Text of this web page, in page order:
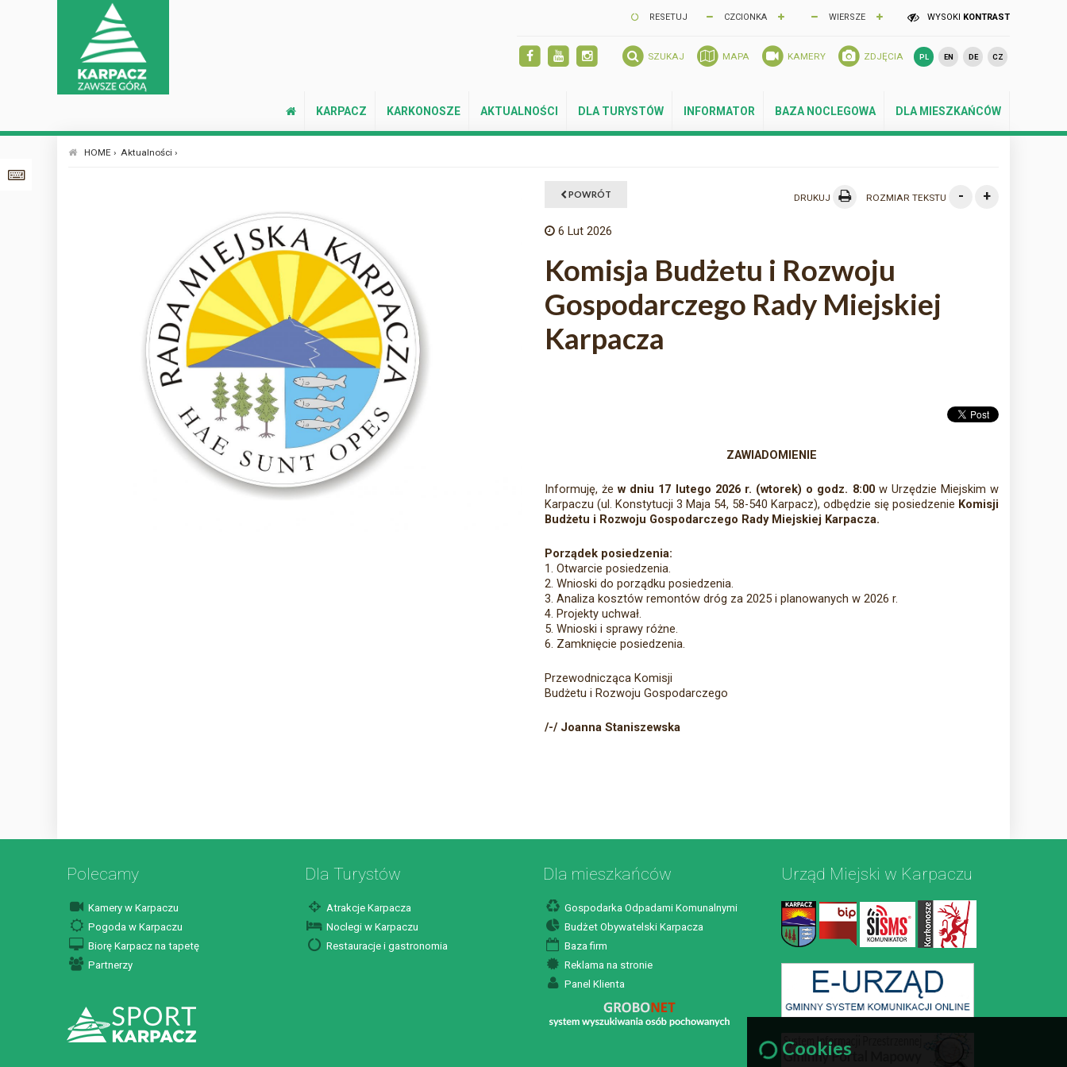
RESETUJ CZCIONKA WIERSZE WYSOKI KONTRAST
SZUKAJ MAPA KAMERY ZDJĘCIA PL EN DE CZ
KARPACZ KARKONOSZE AKTUALNOŚCI DLA TURYSTÓW INFORMATOR BAZA NOCLEGOWA DLA MIESZKAŃCÓW
HOME › Aktualności ›
POWRÓT DRUKUJ ROZMIAR TEKSTU - +
6 Lut 2026
Komisja Budżetu i Rozwoju
Gospodarczego Rady Miejskiej
Karpacza
ZAWIADOMIENIE
Informuję, żew dniu 17 lutego 2026 r. (wtorek) o godz. 8:00w Urzędzie Miejskim w
Karpaczu (ul. Konstytucji 3 Maja 54, 58-540 Karpacz), odbędzie się posiedzenie Komisji
Budżetu i Rozwoju Gospodarczego Rady Miejskiej Karpacza.
Porządek posiedzenia:
1. Otwarcie posiedzenia.
2. Wnioski do porządku posiedzenia.
3. Analiza kosztów remontów dróg za 2025 i planowanych w 2026 r.
4. Projekty uchwał.
5. Wnioski i sprawy różne.
6. Zamknięcie posiedzenia.
Przewodnicząca Komisji
Budżetu i Rozwoju Gospodarczego
/-/ Joanna Staniszewska
Polecamy
Kamery w Karpaczu
Pogoda w Karpaczu
Biorę Karpacz na tapetę
Partnerzy
Dla Turystów
Atrakcje Karpacza
Noclegi w Karpaczu
Restauracje i gastronomia
Dla mieszkańców
Gospodarka Odpadami Komunalnymi
Budżet Obywatelski Karpacza
Baza firm
Reklama na stronie
Panel Klienta
Urząd Miejski w Karpaczu
Cookies